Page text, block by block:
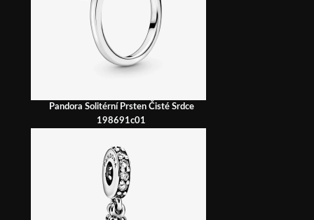
Pandora Solitérní Prsten Čisté Srdce
198691c01